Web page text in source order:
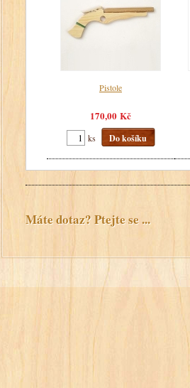
Pistole
170,00 Kč
ks Do košíku
Máte dotaz? Ptejte se ...